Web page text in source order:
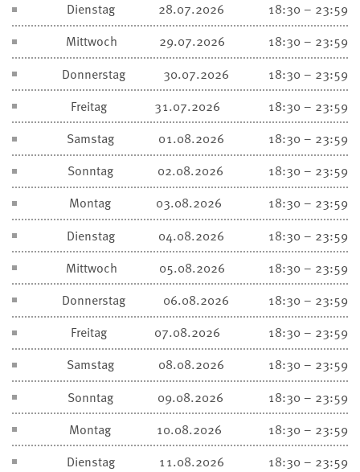
Dienstag 28.07.2026
18:30 – 23:59
Mittwoch
29.07.2026
18:30 – 23:59
Donnerstag
30.07.2026
18:30 – 23:59
Freitag
31.07.2026
18:30 – 23:59
Samstag
01.08.2026
18:30 – 23:59
Sonntag
02.08.2026
18:30 – 23:59
Montag
03.08.2026
18:30 – 23:59
Dienstag
04.08.2026
18:30 – 23:59
Mittwoch
05.08.2026
18:30 – 23:59
Donnerstag
06.08.2026
18:30 – 23:59
Freitag
07.08.2026
18:30 – 23:59
Samstag
08.08.2026
18:30 – 23:59
Sonntag
09.08.2026
18:30 – 23:59
Montag
10.08.2026
18:30 – 23:59
Dienstag
11.08.2026
18:30 – 23:59